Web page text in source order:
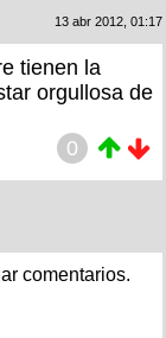
13 abr 2012, 01:17
tienen la
orgullosa de
0
comentarios.